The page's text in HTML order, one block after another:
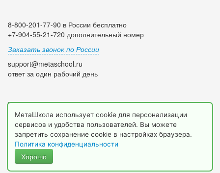
8-800-201-77-90 в России бесплатно
+7-904-55-21-720 дополнительный номер
Заказать звонок по России
support@metaschool.ru
ответ за один рабочий день
Мы в социальных сетях:
© 2009-2026 МетаШкола, www.metaschool.ru
МетаШкола использует cookie для персонализации
сервисов и удобства пользователей. Вы можете
запретить сохранение cookie в настройках браузера.
Политика конфиденциальности
Хорошо